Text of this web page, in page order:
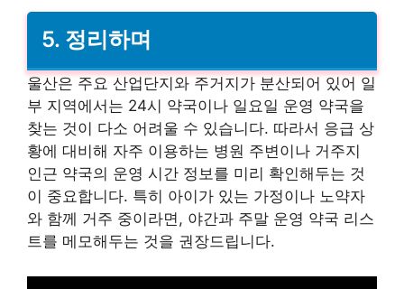
5. 정리하며
울산은 주요 산업단지와 주거지가 분산되어 있어 일
부 지역에서는 24시 약국이나 일요일 운영 약국을
찾는 것이 다소 어려울 수 있습니다. 따라서 응급 상
황에 대비해 자주 이용하는 병원 주변이나 거주지
인근 약국의 운영 시간 정보를 미리 확인해두는 것
이 중요합니다. 특히 아이가 있는 가정이나 노약자
와 함께 거주 중이라면, 야간과 주말 운영 약국 리스
트를 메모해두는 것을 권장드립니다.